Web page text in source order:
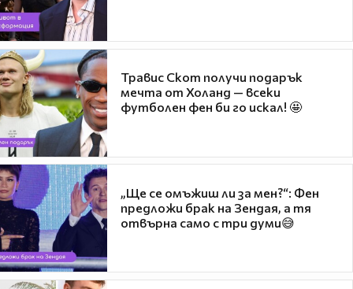
Травис Скот получи подарък
мечта от Холанд — всеки
футболен фен би го искал! 🤩
„Ще се омъжиш ли за мен?“: Фен
предложи брак на Зендая, а тя
отвърна само с три думи😅